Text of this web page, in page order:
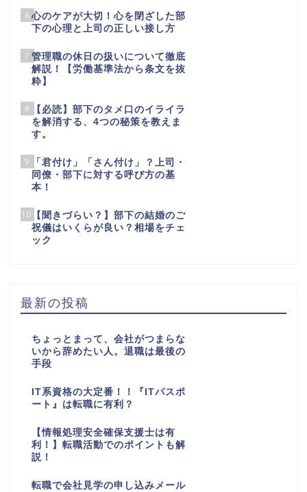
6 心のケアが大切！心を閉ざした部
下の心理と上司の正しい接し方
7 管理職の休日の扱いについて徹底
解説！【労働基準法から条文を抜
粋】
8
【必読】部下のタメ口のイライラ
を解消する、4つの秘策を教えま
す。
9
「君付け」「さん付け」？上司・
同僚・部下に対する呼び方の基
本！
10 【聞きづらい？】部下の結婚のご
祝儀はいくらが良い？相場をチェ
ック
最新の投稿
ちょっとまって、会社がつまらな
いから辞めたい人。退職は最後の
手段
IT系資格の大定番！！『ITパスポ
ート』は転職に有利？
【情報処理安全確保支援士は有
利！】転職活動でのポイントも解
説！
転職で会社見学の申し込みメール